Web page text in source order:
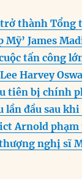
e
g
r
a
m
n
t
a
re
thành Tổng
Mỹ’ James
tấn công
Harvey
tiên bị chính
lần đầu sau
Arnold
nghị sĩ